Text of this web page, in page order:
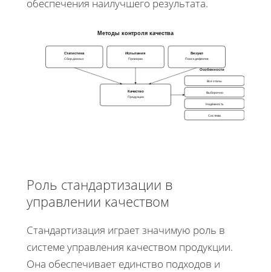
обеспечения наилучшего результата.
Методы контроля качества
Статистика
Сбор данных
Испытания
Проверка
Визуал
Поиск дефектов
Качество
Продукции
Особенности
Все этапы
Выборочно
Надёжность
Система
Роль стандартизации в
управлении качеством
Стандартизация играет значимую роль в
системе управления качеством продукции.
Она обеспечивает единство подходов и